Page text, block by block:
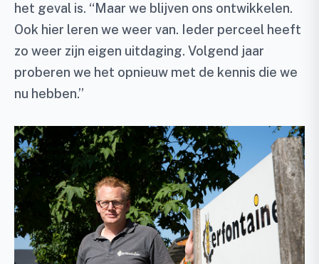
het geval is. “Maar we blijven ons ontwikkelen.
Ook hier leren we weer van. Ieder perceel heeft
zo weer zijn eigen uitdaging. Volgend jaar
proberen we het opnieuw met de kennis die we
nu hebben.”